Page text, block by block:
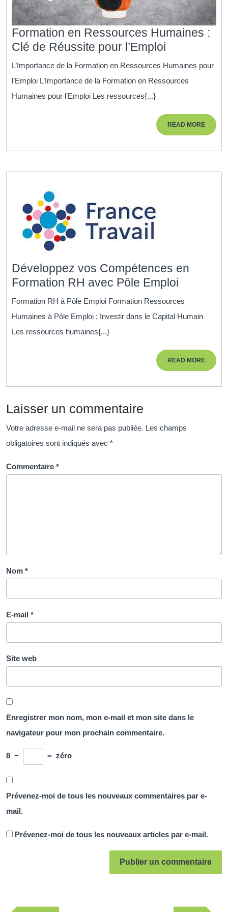
Formation en Ressources Humaines :
Clé de Réussite pour l’Emploi
en
Clé
de
l’Emploi
L’Importance de la Formation en Ressources Humaines pour
l’Emploi L’Importance de la Formation en Ressources
Humaines pour l’Emploi Les ressources{...}
READ MOREREAD
MORE
Développez vos Compétences en
Formation RH avec Pôle Emploi
RH
Formation RH à Pôle Emploi Formation Ressources
Humaines à Pôle Emploi : Investir dans le Capital Humain
Les ressources humaines{...}
READ MOREREAD
MORE
Laisser un commentaire
Votre adresse e-mail ne sera pas publiée. Les champs
obligatoires sont indiqués avec *
Commentaire *
Nom *
E-mail *
Site web
Enregistrer mon nom, mon e-mail et mon site dans le
navigateur pour mon prochain commentaire.
8 − = zéro
Prévenez-moi de tous les nouveaux commentaires par e-
mail.
Prévenez-moi de tous les nouveaux articles par e-mail.
Navigation